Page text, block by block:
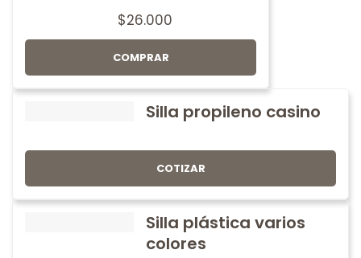
$26.000
COMPRAR
Silla propileno casino
COTIZAR
Silla plástica varios
colores